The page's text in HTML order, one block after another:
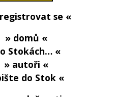
se «
» domů «
Stokách… «
» autoři «
do Stok «